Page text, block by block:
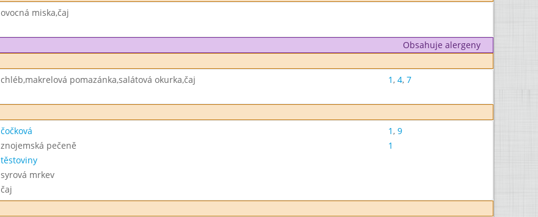
ovocná miska,čaj
Obsahuje alergeny
chléb,makrelová pomazánka,salátová okurka,čaj 1, 4, 7
čočková 1, 9
znojemská pečeně
1
těstoviny
syrová mrkev
čaj